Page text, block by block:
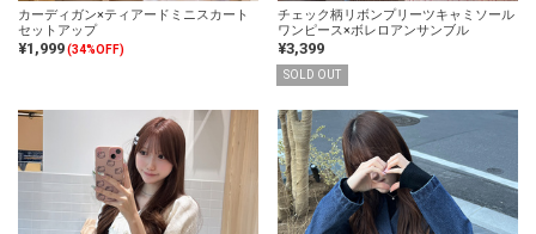
カーディガン×ティアードミニスカート
セットアップ
¥1,999(34%OFF)
チェック柄リボンプリーツキャミソール
ワンピース×ボレロアンサンブル
¥3,399
SOLD OUT